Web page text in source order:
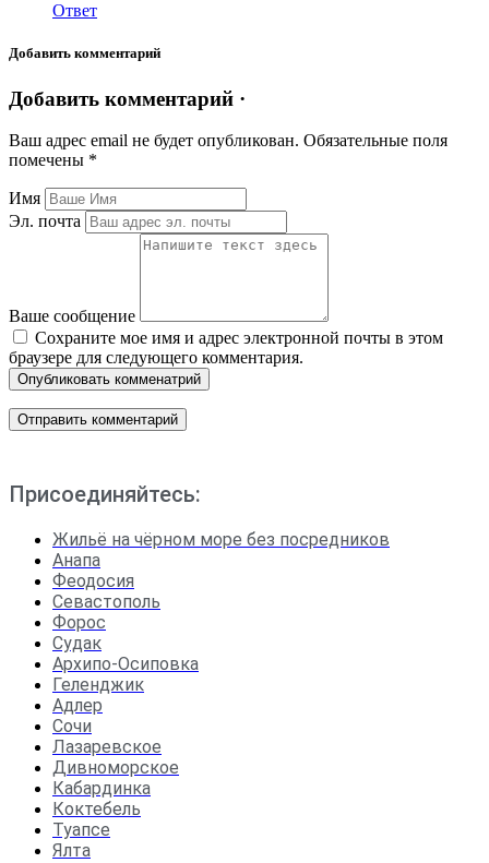
Ответ
Добавить комментарий
Добавить комментарий ·
Ваш адрес email не будет опубликован. Обязательные поля
помечены *
Имя
Эл. почта
Ваше сообщение
Сохраните мое имя и адрес электронной почты в этом
браузере для следующего комментария.
Опубликовать комменатрий
Присоединяйтесь:
Жильё на чёрном море без посредников
Анапа
Феодосия
Севастополь
Форос
Судак
Архипо-Осиповка
Геленджик
Адлер
Сочи
Лазаревское
Дивноморское
Кабардинка
Коктебель
Туапсе
Ялта